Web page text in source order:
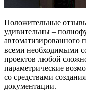
Положительные
удивительны –
автоматизированного
всеми необходимыми
проектов любой
параметрические
со средствами
документации.